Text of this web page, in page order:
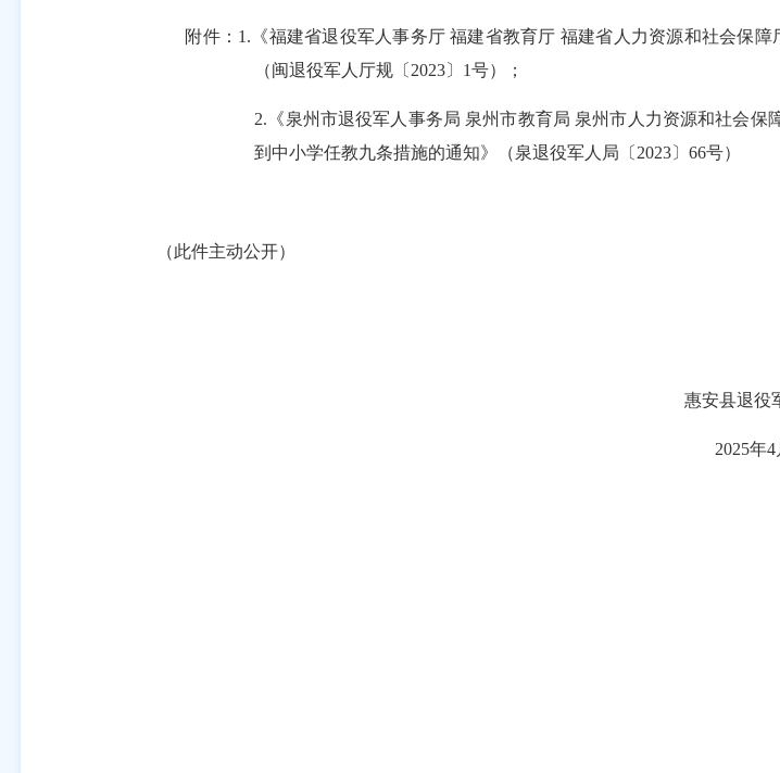
附件： 1.《福建省退役军人事务厅 福建省教育厅 福建省人力资源和社会保
（闽退役军人厅规〔2023〕1号）；
2.《泉州市退役军人事务局 泉州市教育局 泉州市人力资源和社会
到中小学任教九条措施的通知》（泉退役军人局〔2023〕66号）
（此件主动公开）
惠安县退役
2025年4